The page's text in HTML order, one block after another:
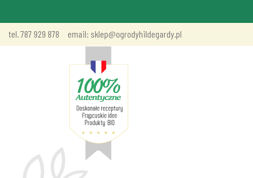
tel. 787 929 878
email: sklep@ogrodyhildegardy.pl